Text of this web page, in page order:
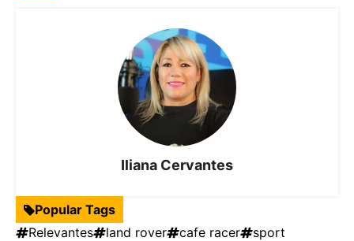
Iliana Cervantes
Popular Tags
Relevantes
land rover cafe racer
sport